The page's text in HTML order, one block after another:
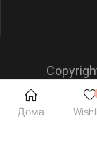
Дома